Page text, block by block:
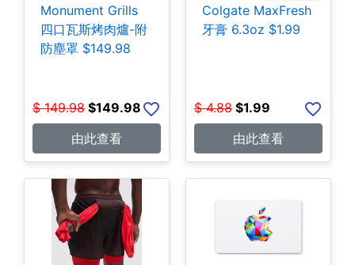
Monument Grills
四口瓦斯烤肉爐-附
防塵罩 $149.98
$ 149.98 $149.98
由此查看
Colgate MaxFresh
牙膏 6.3oz $1.99
$ 4.88 $1.99
由此查看